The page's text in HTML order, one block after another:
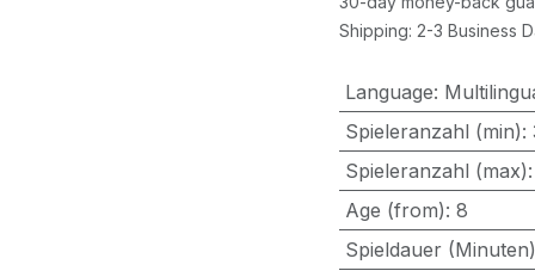
Shipping: 2-3 Business
Language:
Spieleranzahl (min):
Spieleranzahl (max)
Age (from): 8
Spieldauer (Minuten)